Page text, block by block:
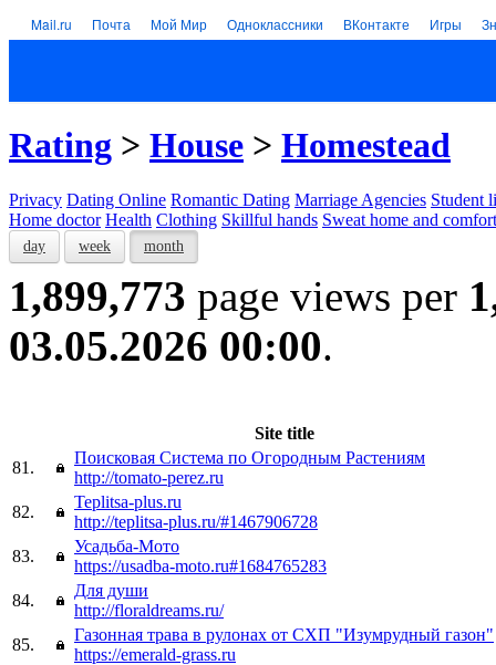
Mail.ru Почта Мой Мир Одноклассники ВКонтакте Игры
Rating > House > Homestead
Privacy Dating Online Romantic Dating Marriage Agencies Student
Home doctor Health Clothing Skillful hands Sweat home and comfort
day week month
1,899,773 page views per
03.05.2026 00:00.
Site title
81.
Поисковая Система по Огородным Растениям
http://tomato-perez.ru
82.
Teplitsa-plus.ru
http://teplitsa-plus.ru/#1467906728
83.
Усадьба-Мото
https://usadba-moto.ru#1684765283
84.
Для души
http://floraldreams.ru/
85.
Газонная трава в рулонах от СХП "Изумрудный газон"
https://emerald-grass.ru